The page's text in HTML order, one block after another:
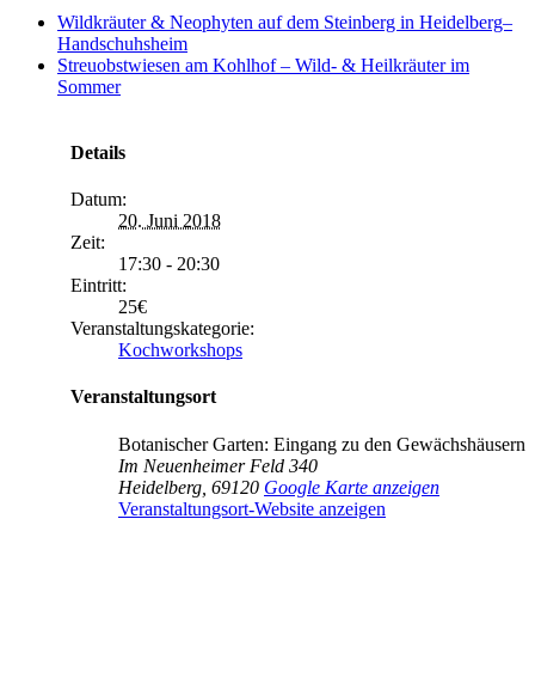
Wildkräuter & Neophyten auf dem Steinberg in Heidelberg–
Handschuhsheim
Streuobstwiesen am Kohlhof – Wild- & Heilkräuter im
Sommer
Details
Datum:
20. Juni 2018
Zeit:
17:30 - 20:30
Eintritt:
25€
Veranstaltungskategorie:
Kochworkshops
Veranstaltungsort
Botanischer Garten: Eingang zu den Gewächshäusern
Im Neuenheimer Feld 340
Heidelberg 69120 Google Karte anzeigen
Veranstaltungsort-Website anzeigen